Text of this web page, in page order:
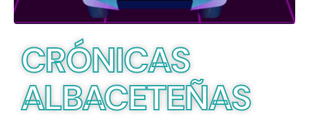
CRÓNICAS
ALBACETEÑAS